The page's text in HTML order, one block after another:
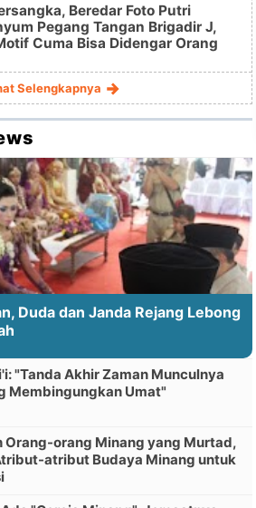
Beredar Foto Putri
Pegang Tangan Brigadir J,
Cuma Bisa Didengar Orang
Selengkapnya
Duda dan Janda Rejang Lebong
"Tanda Akhir Zaman Munculnya
Membingungkan Umat"
Orang-orang Minang yang Murtad,
atribut Budaya Minang untuk